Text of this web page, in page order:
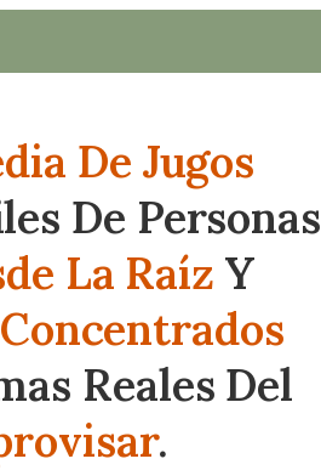
De Jugos
De Personas
La Raíz Y
Reales Del
.